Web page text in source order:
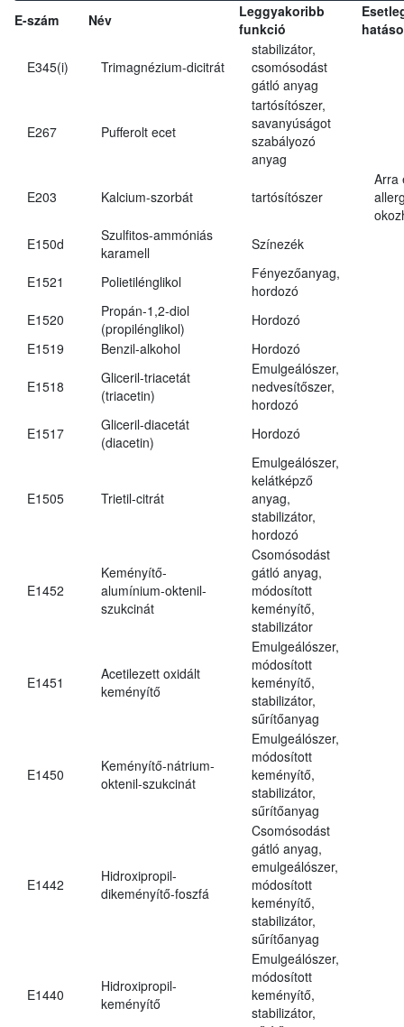
E-szám Név
Leggyakoribb
funkció
E345(i) Trimagnézium-dicitrát
stabilizátor,
csomósodást
gátló anyag
E267 Pufferolt ecet
tartósítószer,
savanyúságot
szabályozó
anyag
E203 Kalcium-szorbát tartósítószer
Arra
E150d
Szulfitos-ammóniás
karamell
Színezék
E1521 Polietilénglikol
Fényezőanyag,
hordozó
E1520
Propán-1,2-diol
(propilénglikol)
Hordozó
E1519
Benzil-alkohol Hordozó
E1518
Gliceril-triacetát
(triacetin)
Emulgeálószer,
nedvesítőszer,
hordozó
E1517
Gliceril-diacetát
(diacetin)
Hordozó
E1505 Trietil-citrát
Emulgeálószer,
kelátképző
anyag,
stabilizátor,
hordozó
E1452
Keményítő-
alumínium-oktenil-
szukcinát
Csomósodást
gátló anyag,
módosított
keményítő,
stabilizátor
E1451
Acetilezett oxidált
keményítő
Emulgeálószer,
módosított
keményítő,
stabilizátor,
sűrítőanyag
E1450
Keményítő-nátrium-
oktenil-szukcinát
Emulgeálószer,
módosított
keményítő,
stabilizátor,
sűrítőanyag
E1442
Hidroxipropil-
dikeményítő-foszfá
Csomósodást
gátló anyag,
emulgeálószer,
módosított
keményítő,
stabilizátor,
sűrítőanyag
E1440
Hidroxipropil-
keményítő
Emulgeálószer,
módosított
keményítő,
stabilizátor,